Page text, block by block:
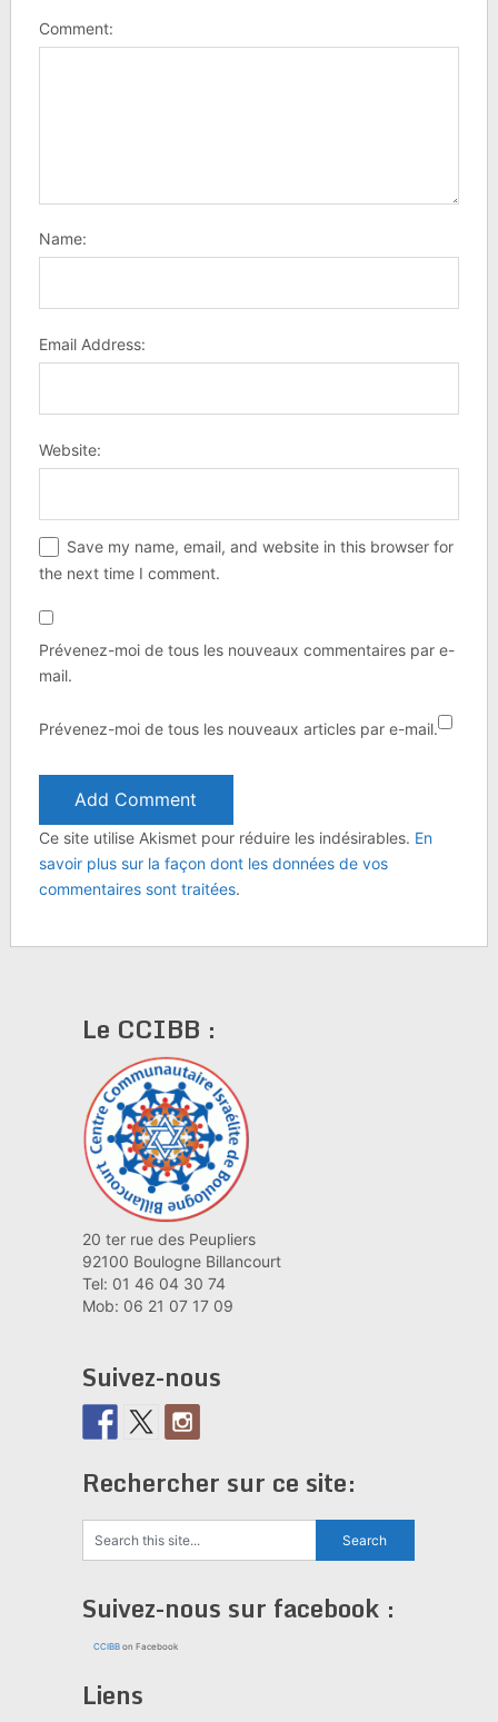
Comment:
Name:
Email Address:
Website:
Save my name, email, and website in this browser for
the next time I comment.
Prévenez-moi de tous les nouveaux commentaires par e-
mail.
Prévenez-moi de tous les nouveaux articles par e-mail.
Ce site utilise Akismet pour réduire les indésirables. En
savoir plus sur la façon dont les données de vos
commentaires sont traitées.
Le CCIBB :
20 ter rue des Peupliers
92100 Boulogne Billancourt
Tel: 01 46 04 30 74
Mob: 06 21 07 17 09
Suivez-nous
Rechercher sur ce site:
Suivez-nous sur facebook :
CCIBBon Facebook
Liens